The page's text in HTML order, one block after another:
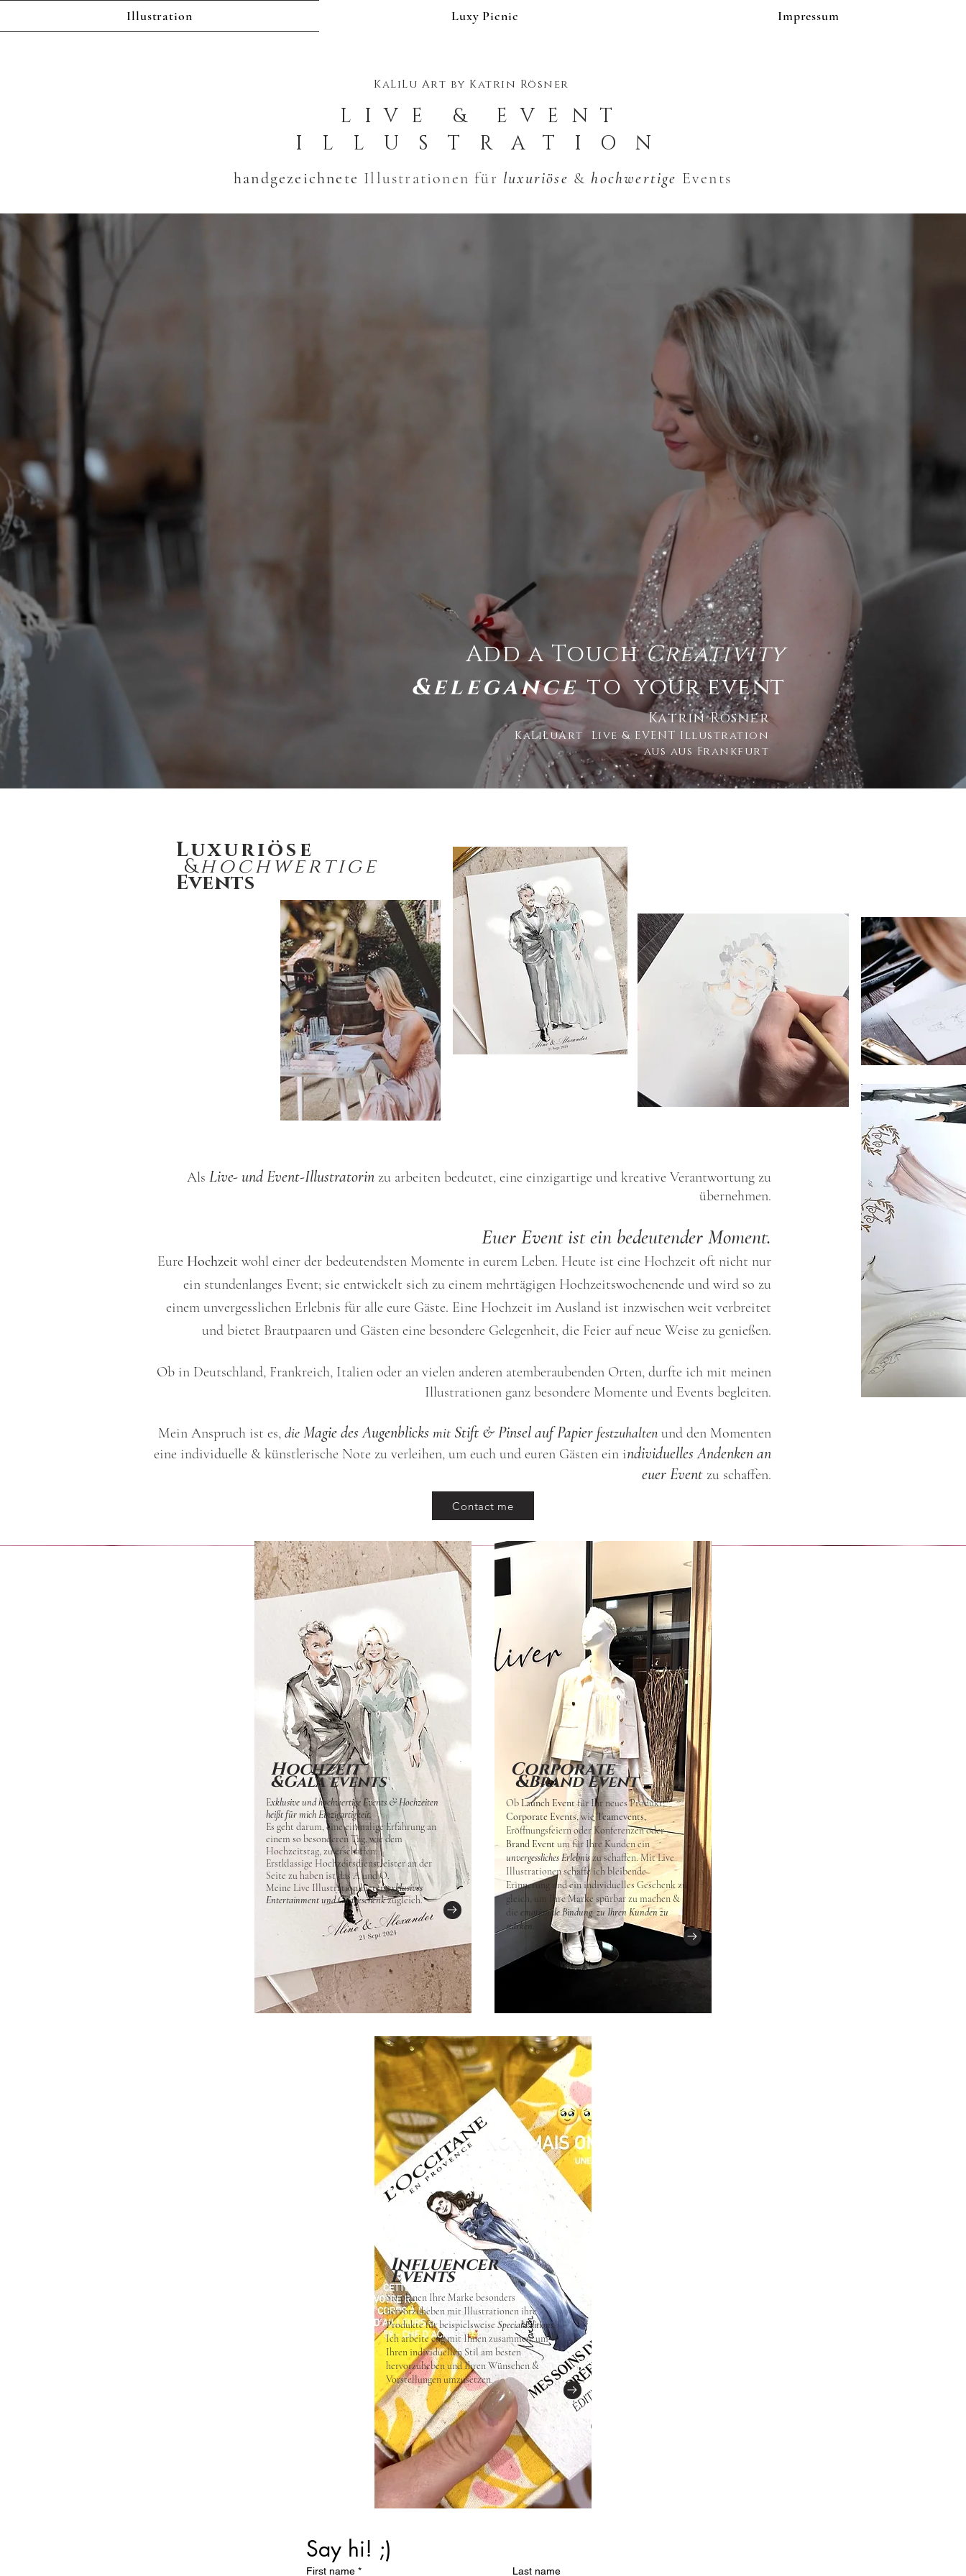
Illustration Luxy Picnic Impressum
KaLiLu Art by Katrin Rösner
LIVE & EVENT
ILLUSTRATION
handgezeichnete Illustrationen für luxuriöse &hochwertige Events
Add a TouchCreativity
&elegance toyour event
Katrin Rösner
KaLiLuArt Live & EVENT Illustration
aus aus Frankfurt
Luxuriöse
&hochwertige
Events
Als Live- und Event-Illustratorin zu arbeiten bedeutet, eine einzigartige und kreative Verantwortung zu
übernehmen.
Euer Event ist ein bedeutender Moment.
Eure Hochzeit wohl einer der bedeutendsten Momente in eurem Leben. Heute ist eine Hochzeit oft nicht nur
ein stundenlanges Event; sie entwickelt sich zu einem mehrtägigen Hochzeitswochenende und wird so zu
einem unvergesslichen Erlebnis für alle eure Gäste. Eine Hochzeit im Ausland ist inzwischen weit verbreitet
und bietet Brautpaaren und Gästen eine besondere Gelegenheit, die Feier auf neue Weise zu genießen.
Ob in Deutschland, Frankreich, Italien oder an vielen anderen atemberaubenden Orten, durfte ich mit meinen
Illustrationen ganz besondere Momente und Events begleiten.
Mein Anspruch ist es, die Magie des Augenblicks mit Stift & Pinsel auf Papier festzuhalten und den Momenten
eine individuelle & künstlerische Note zu verleihen, um euch und euren Gästen ein individuelles Andenken an
euer Event zu schaffen.
Contact me
Hochzeit
&Gala events
Exklusive und hochwertige Events & Hochzeiten
heißt für mich Einzigartigkeit.
Es geht darum, eine einmalige Erfahrung an
einem so besonderen Tag, wie dem
Hochzeitstag, zu erschaffen.
Erstklassige Hochzeitsdienstleister an der
Seite zu haben ist das A und O.
Meine Live Illustration bietenexklusives
Entertainment und Gastgeschenkzugleich.
Corporate
&Brand Event
Ob Launch Eventfür Ihr neues Produkt;
Corporate Events, wieTeamevents,
Eröffnungsfeiern oder Konferenzen oder
Brand Event um für Ihre Kunden ein
unvergessliches Erlebniszu schaffen. Mit Live
Illustrationen schaffe ich bleibende
Erinnerung und ein individuelles Geschenk zu
gleich, um Ihre Marke spürbar zu machen &
die emotionale Bindung zu Ihren Kunden zu
stärken.
Influencer
Events
Sie planen Ihre Marke besonders
hervorzuheben mit Illustrationen ihre
Produkte für beispielsweise Special Editions.
Ich arbeite eng mit Ihnen zusammen, um
Ihren individuellen Stil am besten
hervorzuheben und Ihren Wünschen &
Vorstellungen umzusetzen.
Say hi! ;)
First name * Last name